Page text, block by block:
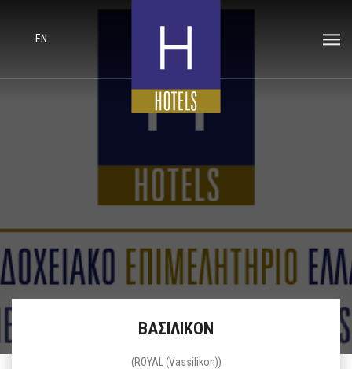
EN
ΒΑΣΙΛΙΚΟΝ
(ROYAL (Vassilikon))